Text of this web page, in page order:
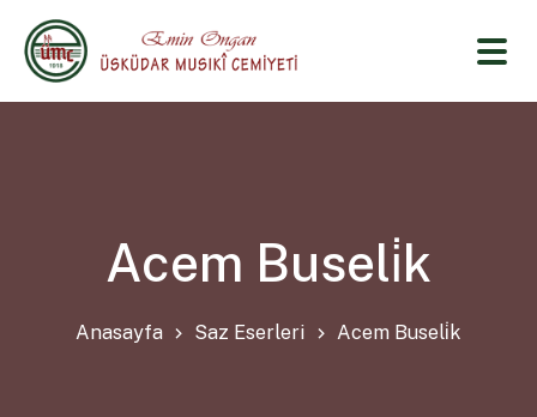
Acem Buseli̇k
Anasayfa Saz Eserleri Acem Buseli̇k